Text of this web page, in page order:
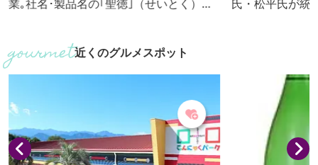
業｡社名･製品名の｢聖徳｣（せいとく）は
社の宮司によって名付けられました｡｢企
業の発展には人の和が大切｣と酒造りにか
を引き継いでいます｡全国新酒鑑評会通算
13回金賞受賞蔵｡全米日本酒歓評会大吟醸
の部5年連続金賞受賞｡他､数々の賞を受
賞｡
氏・松平氏が統
れ、町の中央
水100選」にも
名勝の大名庭
水路「雄川堰
中小路など江
並みが広がり
近くのグルメスポット